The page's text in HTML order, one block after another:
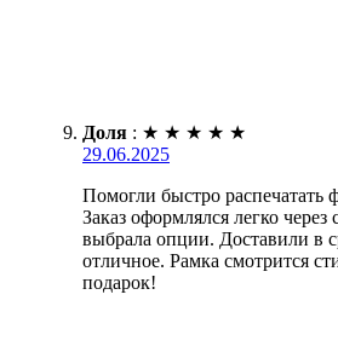
Доля : ★ ★ ★ ★ ★
29.06.2025
Помогли быстро распечатать
Заказ оформлялся легко через
выбрала опции. Доставили в
отличное. Рамка смотрится
подарок!